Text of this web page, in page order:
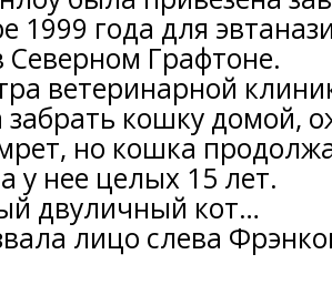
1999 года для
Северном Графтоне.
ветеринарной
кошку домой,
но кошка
у нее целых 15 лет.
двуличный кот…
лицо слева